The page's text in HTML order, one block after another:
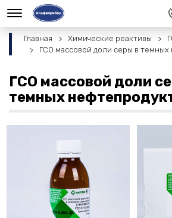
Главная Химические реактивы
ГСО массовой доли серы в темных
ГСО массовой доли
темных